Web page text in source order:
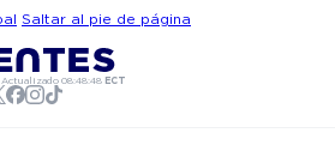
Saltar al pie de página
Actualizado08:48:48 ECT